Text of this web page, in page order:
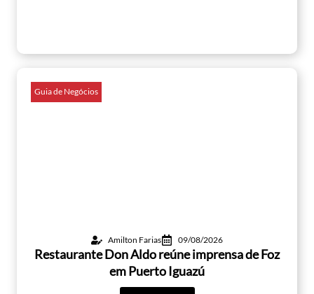
Guia de Negócios
Amilton Farias 09/08/2026
Restaurante Don Aldo reúne imprensa de Foz
em Puerto Iguazú